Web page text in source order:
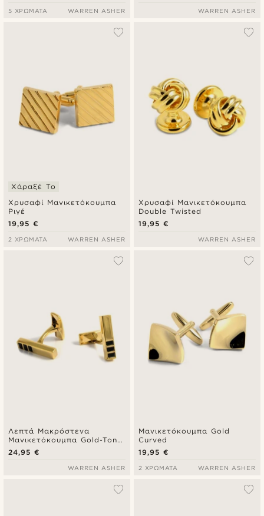
5 ΧΡΏΜΑΤΑ WARREN ASHER WARREN ASHER
Χρυσαφί Μανικετόκουμπα
Ριγέ
Χάραξέ Το
19,95 €
2 ΧΡΏΜΑΤΑ WARREN ASHER
Χρυσαφί Μανικετόκουμπα
Double Twisted
19,95 €
WARREN ASHER
Λεπτά Μακρόστενα
Μανικετόκουμπα Gold-Tone
& Black
24,95 €
WARREN ASHER
Μανικετόκουμπα Gold
Curved
19,95 €
2 ΧΡΏΜΑΤΑ WARREN ASHER